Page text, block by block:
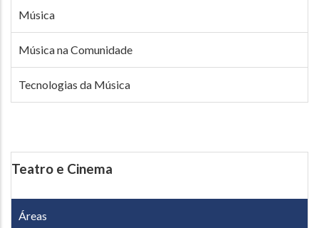
Música
Música na Comunidade
Tecnologias da Música
Teatro e Cinema
Áreas